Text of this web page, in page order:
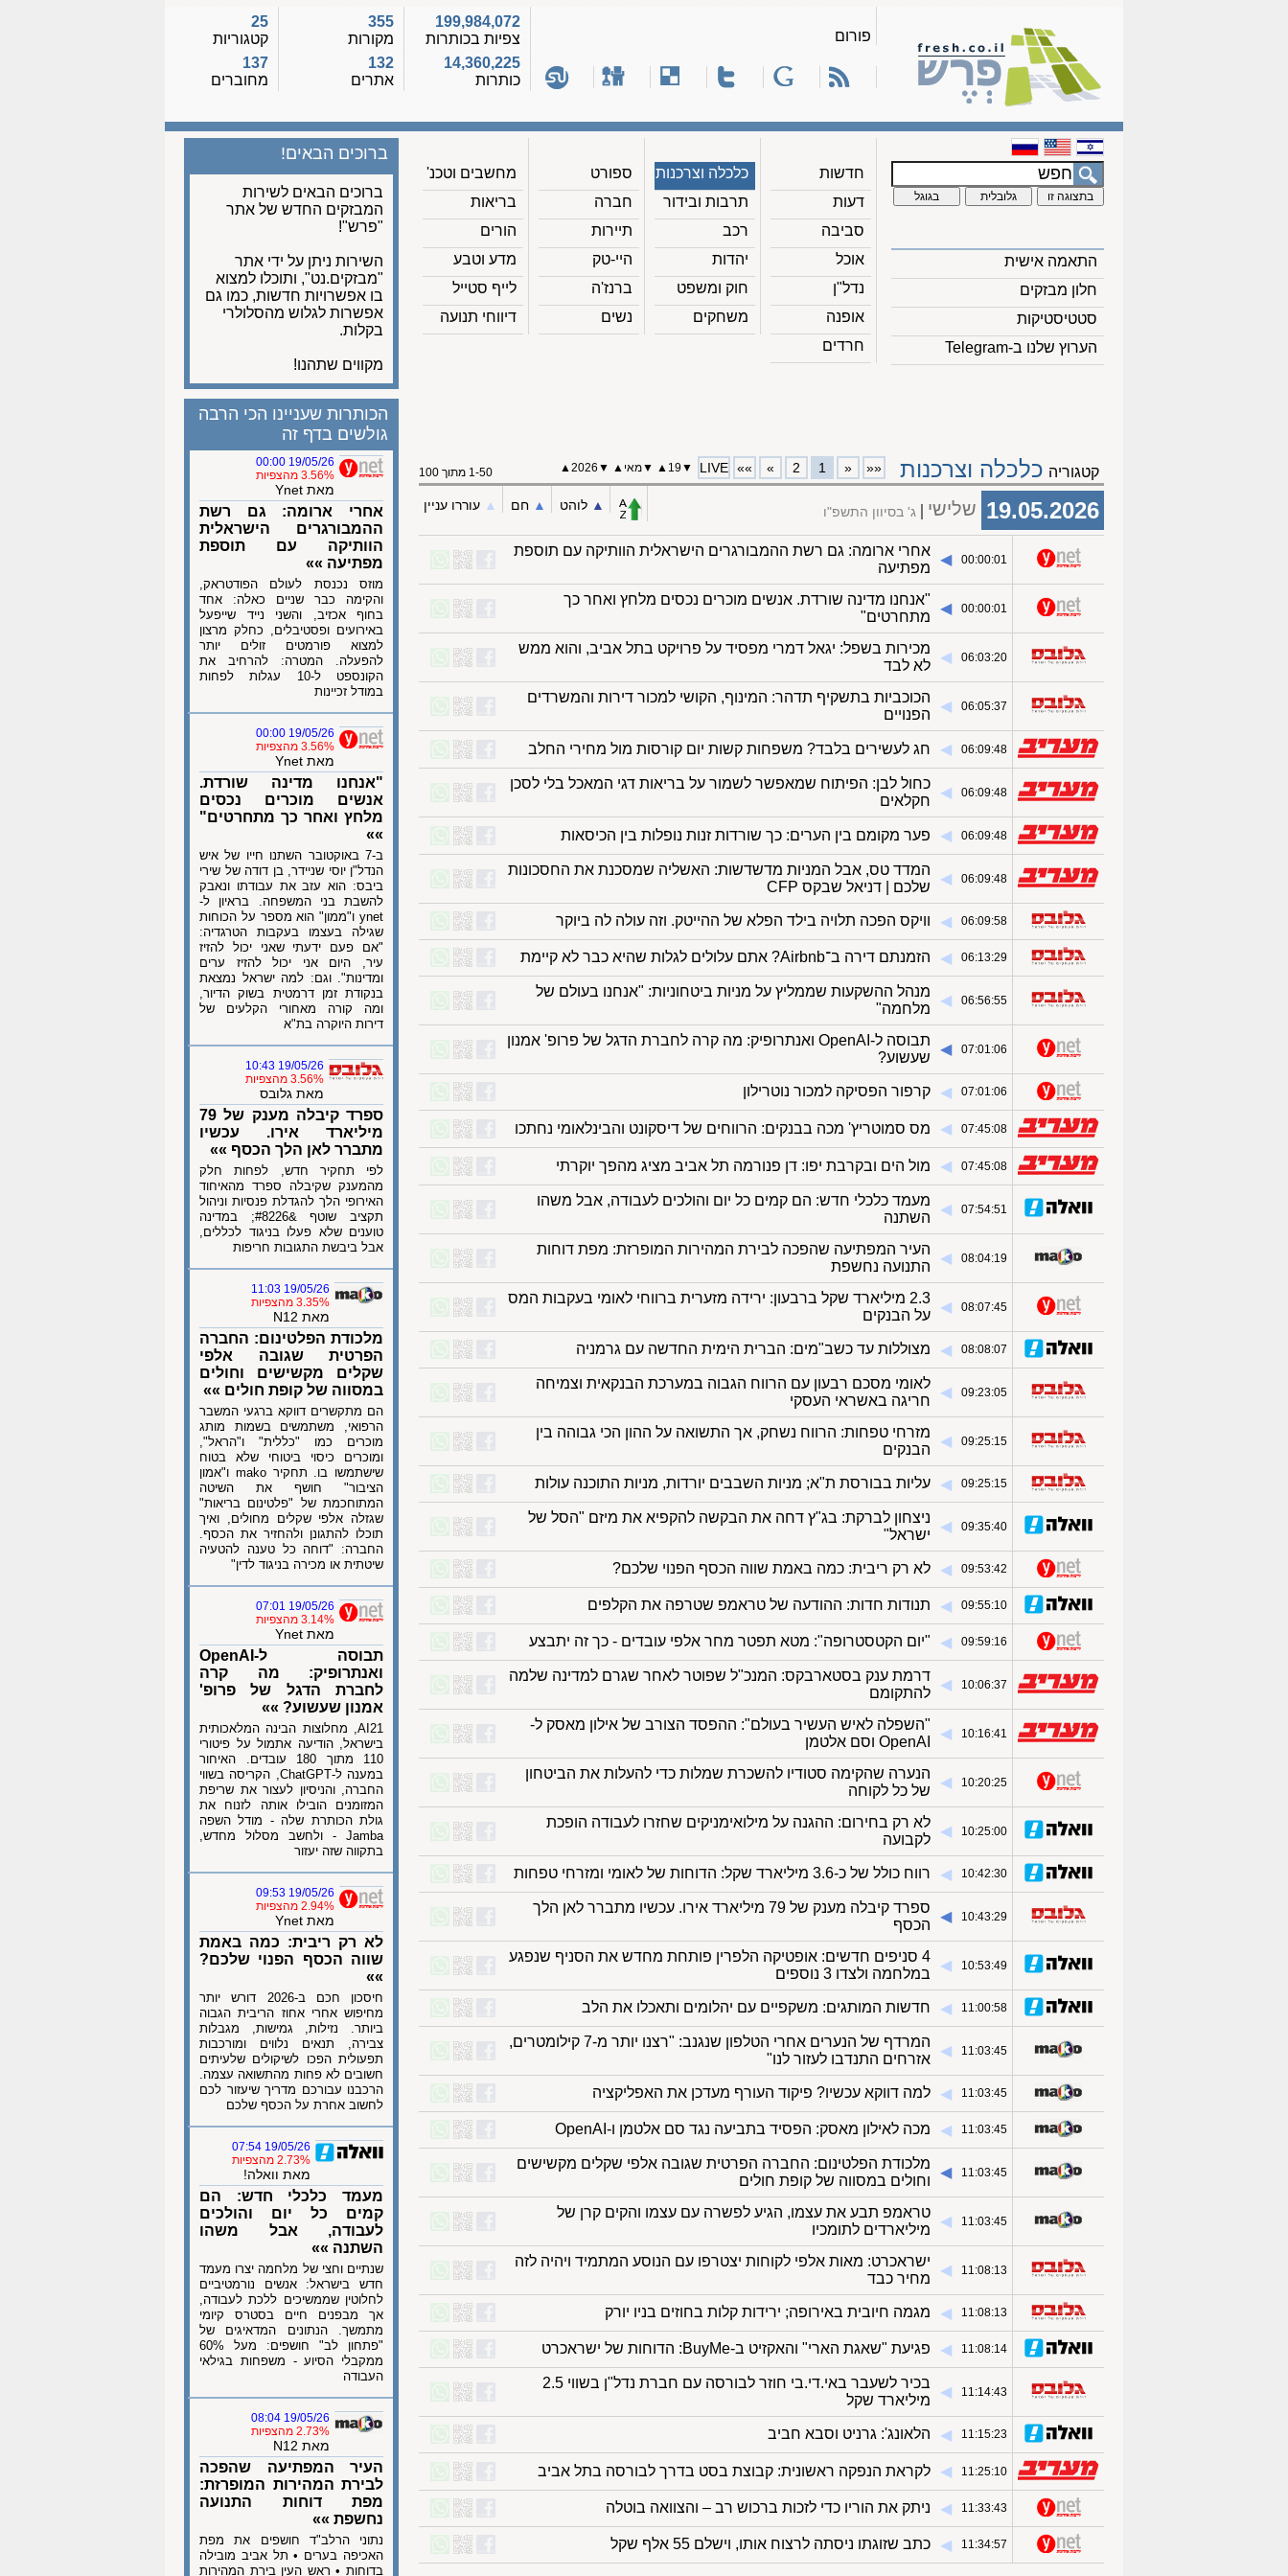
פורום
199,984,072
צפיות בכותרות
14,360,225
כותרות
355
מקורות
132
אתרים
25
קטגוריות
137
מחוברים
התאמה אישית
חלון מבזקים
סטטיסטיקות
הערוץ שלנו ב-Telegram
חדשות
דעות
סביבה
אוכל
נדל"ן
אופנה
חרדים
כלכלה וצרכנות
תרבות ובידור
רכב
יהדות
חוק ומשפט
משחקים
ספורט
חברה
תיירות
היי-טק
ברנז'ה
נשים
מחשבים וטכנ'
בריאות
הורים
מדע וטבע
לייף סטייל
דיווחי תנועה
ברוכים הבאים!
ברוכים הבאים לשירות
המבזקים החדש של אתר
"פרש"!
השירות ניתן על ידי אתר
"מבזקים.נט", ותוכלו למצוא
בו אפשרויות חדשות, כמו גם
אפשרות לגלוש מהסלולרי
בקלות.
מקווים שתהנו!
קטגוריה כלכלה וצרכנות ««
«
1
2
»
»»
LIVE
▼
19
▲
▼מאי ▲
▼
2026▲ 1-50 מתוך 100
19.05.2026 שלישי ג' בסיוון התשפ"ו ▲︎ לוהט ▲︎ חם ▲︎ עוררו עניין
00:00:01
◀︎
אחרי ארומה: גם רשת ההמבורגרים הישראלית הוותיקה עם תוספת
מפתיעה
00:00:01
◀︎
"אנחנו מדינה שורדת. אנשים מוכרים נכסים מלחץ ואחר כך
מתחרטים"
06:03:20
◀︎
מכירות בשפל: יגאל דמרי מפסיד על פרויקט בתל אביב, והוא ממש
לא לבד
06:05:37
◀︎
הכוכביות בתשקיף תדהר: המינוף, הקושי למכור דירות והמשרדים
הפנויים
06:09:48
◀︎ חג לעשירים בלבד? משפחות קשות יום קורסות מול מחירי החלב
06:09:48
◀︎
כחול לבן: הפיתוח שמאפשר לשמור על בריאות דגי המאכל בלי לסכן
חקלאים
06:09:48
◀︎ פער מקומם בין הערים: כך שורדות זנות נופלות בין הכיסאות
06:09:48
◀︎
המדד טס, אבל המניות מדשדשות: האשליה שמסכנת את החסכונות
שלכם | דניאל שבקס CFP
06:09:58
◀︎ וויקס הפכה תלויה בילד הפלא של ההייטק. וזה עולה לה ביוקר
06:13:29
◀︎ הזמנתם דירה ב־Airbnb? אתם עלולים לגלות שהיא כבר לא קיימת
06:56:55
◀︎
מנהל ההשקעות שממליץ על מניות ביטחוניות: "אנחנו בעולם של
מלחמה"
07:01:06
◀︎
תבוסה ל-OpenAI ואנתרופיק: מה קרה לחברת הדגל של פרופ' אמנון
שעשוע?
07:01:06
◀︎ קרפור הפסיקה למכור נוטרילון
07:45:08
◀︎ מס סמוטריץ' מכה בבנקים: הרווחים של דיסקונט והבינלאומי נחתכו
07:45:08
◀︎ מול הים ובקרבת יפו: דן פנורמה תל אביב מציג מהפך יוקרתי
07:54:51
◀︎
מעמד כלכלי חדש: הם קמים כל יום והולכים לעבודה, אבל משהו
השתנה
08:04:19
◀︎
העיר המפתיעה שהפכה לבירת המהירות המופרזת: מפת דוחות
התנועה נחשפת
08:07:45
◀︎
2.3 מיליארד שקל ברבעון: ירידה מזערית ברווחי לאומי בעקבות המס
על הבנקים
08:08:07
◀︎ מצוללות עד כשב"מים: הברית הימית החדשה עם גרמניה
09:23:05
◀︎
לאומי מסכם רבעון עם הרווח הגבוה במערכת הבנקאית וצמיחה
חריגה באשראי העסקי
09:25:15
◀︎
מזרחי טפחות: הרווח נשחק, אך התשואה על ההון הכי גבוהה בין
הבנקים
09:25:15
◀︎ עליות בבורסת ת"א; מניות השבבים יורדות, מניות התוכנה עולות
09:35:40
◀︎
ניצחון לברקת: בג"ץ דחה את הבקשה להקפיא את מיזם "הסל של
ישראל"
09:53:42
◀︎ לא רק ריבית: כמה באמת שווה הכסף הפנוי שלכם?
09:55:10
◀︎ תנודות חדות: ההודעה של טראמפ שטרפה את הקלפים
09:59:16
◀︎ "יום הקטסטרופה": מטא תפטר מחר אלפי עובדים - כך זה יתבצע
10:06:37
◀︎
דרמת ענק בסטארבקס: המנכ"ל שפוטר לאחר שגרם למדינה שלמה
להתקומם
10:16:41
◀︎
"השפלה לאיש העשיר בעולם": ההפסד הצורב של אילון מאסק ל-
OpenAI וסם אלטמן
10:20:25
◀︎
הנערה שהקימה סטודיו להשכרת שמלות כדי להעלות את הביטחון
של כל לקוחה
10:25:00
◀︎
לא רק בחירום: ההגנה על מילואימניקים שחזרו לעבודה הופכת
לקבועה
10:42:30
◀︎ רווח כולל של כ-3.6 מיליארד שקל: הדוחות של לאומי ומזרחי טפחות
10:43:29
◀︎
ספרד קיבלה מענק של 79 מיליארד אירו. עכשיו מתברר לאן הלך
הכסף
10:53:49
◀︎
4 סניפים חדשים: אופטיקה הלפרין פותחת מחדש את הסניף שנפגע
במלחמה ולצדו 3 נוספים
11:00:58
◀︎ חדשות המותגים: משקפיים עם יהלומים ותאכלו את הלב
11:03:45
◀︎
המרדף של הנערים אחרי הטלפון שנגנב: "רצנו יותר מ-7 קילומטרים,
אזרחים התנדבו לעזור לנו"
11:03:45
◀︎ למה דווקא עכשיו? פיקוד העורף מעדכן את האפליקציה
11:03:45
◀︎ מכה לאילון מאסק: הפסיד בתביעה נגד סם אלטמן ו-OpenAI
11:03:45
◀︎
מלכודת הפלטינום: החברה הפרטית שגובה אלפי שקלים מקשישים
וחולים במסווה של קופת חולים
11:03:45
◀︎
טראמפ תבע את עצמו, הגיע לפשרה עם עצמו והקים קרן של
מיליארדים לתומכיו
11:08:13
◀︎
ישראכרט: מאות אלפי לקוחות יצטרפו עם הנוסע המתמיד ויהיה לזה
מחיר כבד
11:08:13
◀︎ מגמה חיובית באירופה; ירידות קלות בחוזים בניו יורק
11:08:14
◀︎ פגיעת "שאגת הארי" והאקזיט ב-BuyMe: הדוחות של ישראכרט
11:14:43
◀︎
בכיר לשעבר באי.די.בי חוזר לבורסה עם חברת נדל"ן בשווי 2.5
מיליארד שקל
11:15:23
◀︎ הלאונג': גרניט וסבא חביב
11:25:10
◀︎ לקראת הנפקה ראשונית: קבוצת בסט בדרך לבורסה בתל אביב
11:33:43
◀︎ ניתק את הוריו כדי לזכות ברכוש רב – והצוואה בוטלה
11:34:57
◀︎ כתב שזוגתו ניסתה לרצוח אותו, וישלם 55 אלף שקל
הכותרות שעניינו הכי הרבה
גולשים בדף זה
19/05/26 00:00
3.56% מהצפיות
מאת Ynet
אחרי ארומה: גם רשת
ההמבורגרים הישראלית
הוותיקה עם תוספת
מפתיעה »»
מוזס נכנסת לעולם הפודטראק,
והקימה כבר שניים כאלה: אחד
בחוף אכזיב, והשני נייד שייפעל
באירועים ופסטיבלים, כחלק מרצון
למצוא פורמטים זולים יותר
להפעלה. המטרה: להרחיב את
הקונספט ל-10 עגלות לפחות
במודל זכיינות
19/05/26 00:00
3.56% מהצפיות
מאת Ynet
"אנחנו מדינה שורדת.
אנשים מוכרים נכסים
מלחץ ואחר כך מתחרטים"
»»
ב-7 באוקטובר השתנו חייו של איש
הנדל"ן יוסי שניידר, בן דודה של שירי
ביבס: הוא עזב את עבודתו ונאבק
להשבת בני המשפחה. בראיון ל-
ynet ו"ממון" הוא מספר על הכוחות
שגילה בעצמו בעקבות הטרגדיה:
"אם פעם ידעתי שאני יכול להזיז
עיר, היום אני יכול להזיז ערים
ומדינות". וגם: למה ישראל נמצאת
בנקודת זמן דרמטית בשוק הדיור,
ומה קורה מאחורי הקלעים של
דירות היוקרה בת"א
19/05/26 10:43
3.56% מהצפיות
מאת גלובס
ספרד קיבלה מענק של 79
מיליארד אירו. עכשיו
מתברר לאן הלך הכסף »»
לפי תחקיר חדש, לפחות חלק
מהמענק שקיבלה ספרד מהאיחוד
האירופי הלך להגדלת פנסיות וניהול
תקציב שוטף &#8226; במדינה
טוענים שלא פעלו בניגוד לכללים,
אבל ביבשת התגובות חריפות
19/05/26 11:03
3.35% מהצפיות
מאת N12
מלכודת הפלטינום: החברה
הפרטית שגובה אלפי
שקלים מקשישים וחולים
במסווה של קופת חולים »»
הם מתקשרים דווקא ברגעי המשבר
הרפואי, משתמשים בשמות מותג
מוכרים כמו "כללית" ו"הראל",
ומוכרים כיסוי ביטוחי שלא בטוח
שישתמשו בו. תחקיר mako ו"אמון
הציבור" חושף את השיטה
המתוחכמת של "פלטינום בריאות"
שגזלה אלפי שקלים מחולים, ואיך
תוכלו להתגונן ולהחזיר את הכסף.
החברה: "דוחה כל טענה להטעיה
שיטתית או מכירה בניגוד לדין"
19/05/26 07:01
3.14% מהצפיות
מאת Ynet
תבוסה ל-OpenAI
ואנתרופיק: מה קרה
לחברת הדגל של פרופ'
אמנון שעשוע? »»
AI21, מחלוצות הבינה המלאכותית
בישראל, הודיעה אתמול על פיטורי
110 מתוך 180 עובדים. האיחור
במענה ל-ChatGPT, הקריסה בשווי
החברה, והניסיון לעצור את שריפת
המזומנים הובילו אותה לזנוח את
גולת הכותרת שלה - מודל השפה
Jamba - ולחשב מסלול מחדש,
בתקווה שזה יעזור
19/05/26 09:53
2.94% מהצפיות
מאת Ynet
לא רק ריבית: כמה באמת
שווה הכסף הפנוי שלכם?
»»
חיסכון חכם ב-2026 דורש יותר
מחיפוש אחרי אחוז הריבית הגבוה
ביותר. נזילות, גמישות, מגבלות
צבירה, תנאים נלווים ומורכבות
תפעולית הפכו לשיקולים שלעיתים
חשובים לא פחות מהתשואה עצמה.
הרכבנו עבורכם מדריך שיעזור לכם
לחשוב אחרת על הכסף שלכם
19/05/26 07:54
2.73% מהצפיות
מאת וואלה!
מעמד כלכלי חדש: הם
קמים כל יום והולכים
לעבודה, אבל משהו
השתנה »»
שנתיים וחצי של מלחמה יצרו מעמד
חדש בישראל: אנשים נורמטיביים
לחלוטין שממשיכים ללכת לעבודה,
אך מבפנים חיים בסטרס קיומי
מתמשך. הנתונים המדאיגים של
"פתחון לב" חושפים: מעל 60%
ממקבלי הסיוע - משפחות בגילאי
העבודה
19/05/26 08:04
2.73% מהצפיות
מאת N12
העיר המפתיעה שהפכה
לבירת המהירות המופרזת:
מפת דוחות התנועה
נחשפת »»
נתוני הרלב"ד חושפים את מפת
האכיפה בערים • תל אביב מובילה
בדוחות • ראש העין בירת המהירות